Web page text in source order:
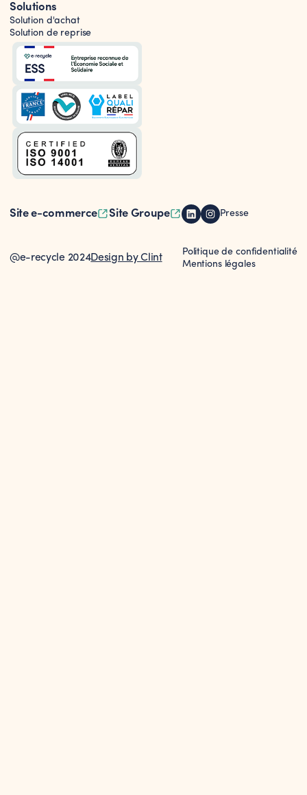
Solutions
Solution d'achat
Solution de reprise
Site e-commerce Site Groupe Presse
@e-recycle 2024Design by Clint
Politique de confidentialité
Mentions légales